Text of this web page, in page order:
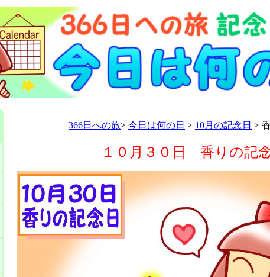
366日への旅> 今日は何の日 > 10月の記念日 >
１０月３０日 香りの記